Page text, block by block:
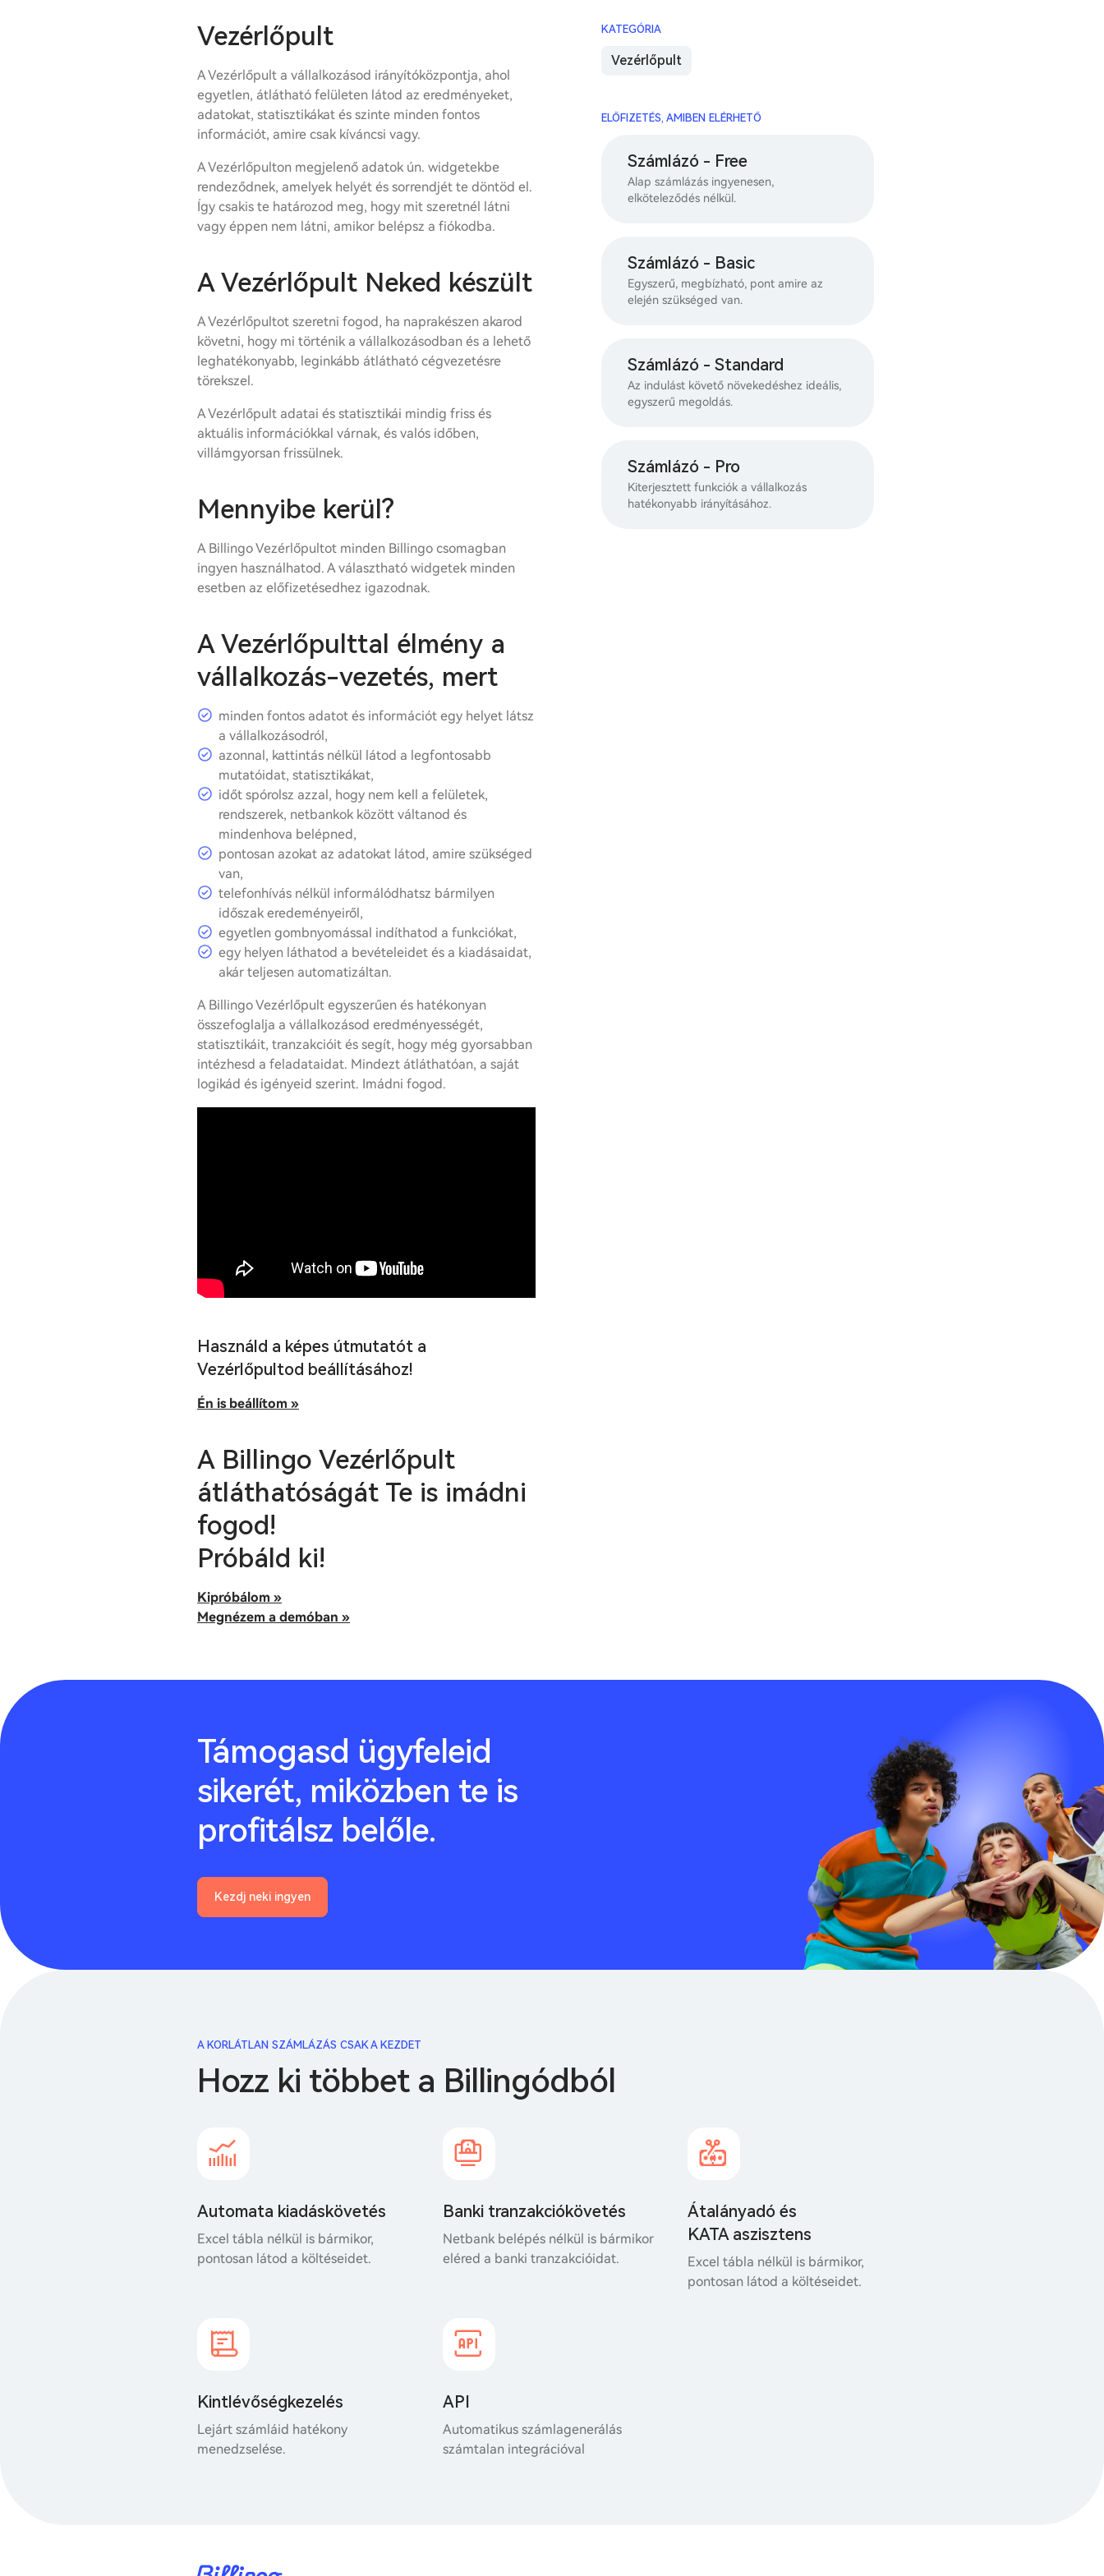
Vezérlőpult
A Vezérlőpult a vállalkozásod irányítóközpontja, ahol
egyetlen, átlátható felületen látod az eredményeket,
adatokat, statisztikákat és szinte minden fontos
információt, amire csak kíváncsi vagy.
A Vezérlőpulton megjelenő adatok ún. widgetekbe
rendeződnek, amelyek helyét és sorrendjét te döntöd el.
Így csakis te határozod meg, hogy mit szeretnél látni
vagy éppen nem látni, amikor belépsz a fiókodba.
A Vezérlőpult Neked készült
A Vezérlőpultot szeretni fogod, ha naprakészen akarod
követni, hogy mi történik a vállalkozásodban és a lehető
leghatékonyabb, leginkább átlátható cégvezetésre
törekszel.
A Vezérlőpult adatai és statisztikái mindig friss és
aktuális információkkal várnak, és valós időben,
villámgyorsan frissülnek.
Mennyibe kerül?
A Billingo Vezérlőpultot minden Billingo csomagban
ingyen használhatod. A választható widgetek minden
esetben az előfizetésedhez igazodnak.
A Vezérlőpulttal élmény a
vállalkozás-vezetés, mert
minden fontos adatot és információt egy helyet látsz
a vállalkozásodról,
azonnal, kattintás nélkül látod a legfontosabb
mutatóidat, statisztikákat,
időt spórolsz azzal, hogy nem kell a felületek,
rendszerek, netbankok között váltanod és
mindenhova belépned,
pontosan azokat az adatokat látod, amire szükséged
van,
telefonhívás nélkül informálódhatsz bármilyen
időszak eredeményeiről,
egyetlen gombnyomással indíthatod a funkciókat,
egy helyen láthatod a bevételeidet és a kiadásaidat,
akár teljesen automatizáltan.
A Billingo Vezérlőpult egyszerűen és hatékonyan
összefoglalja a vállalkozásod eredményességét,
statisztikáit, tranzakcióit és segít, hogy még gyorsabban
intézhesd a feladataidat. Mindezt átláthatóan, a saját
logikád és igényeid szerint. Imádni fogod.
Használd a képes útmutatót a
Vezérlőpultod beállításához!
Én is beállítom »
A Billingo Vezérlőpult
átláthatóságát Te is imádni
fogod!
Próbáld ki!
Kipróbálom »
Megnézem a demóban »
KATEGÓRIA
Vezérlőpult
ELŐFIZETÉS, AMIBEN ELÉRHETŐ
Számlázó - Free
Alap számlázás ingyenesen,
elköteleződés nélkül.
Számlázó - Basic
Egyszerű, megbízható, pont amire az
elején szükséged van.
Számlázó - Standard
Az indulást követő növekedéshez ideális,
egyszerű megoldás.
Számlázó - Pro
Kiterjesztett funkciók a vállalkozás
hatékonyabb irányításához.
Támogasd ügyfeleid
sikerét, miközben te is
profitálsz belőle.
Kezdj neki ingyen
A KORLÁTLAN SZÁMLÁZÁS CSAK A KEZDET
Hozz ki többet a Billingódból
Automata kiadáskövetés
Excel tábla nélkül is bármikor,
pontosan látod a költéseidet.
Banki tranzakciókövetés
Netbank belépés nélkül is bármikor
eléred a banki tranzakcióidat.
Átalányadó és
KATA aszisztens
Excel tábla nélkül is bármikor,
pontosan látod a költéseidet.
Kintlévőségkezelés
Lejárt számláid hatékony
menedzselése.
API
Automatikus számlagenerálás
számtalan integrációval